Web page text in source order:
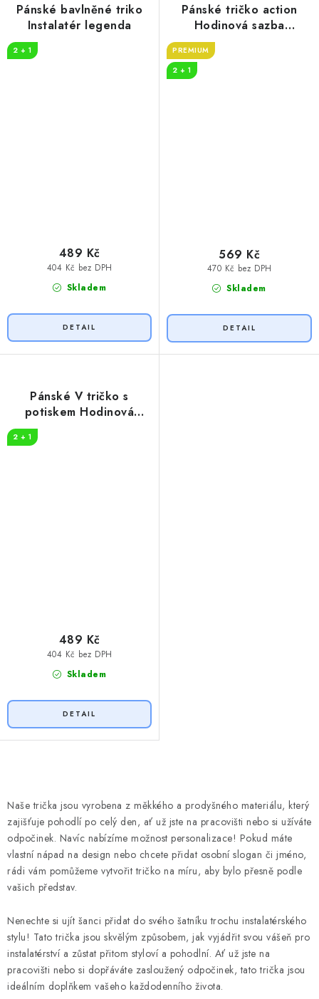
Pánské bavlněné triko
Instalatér legenda
2 + 1
Skladem
404 Kč bez DPH
489 Kč
Pánské tričko action
Hodinová sazba
instalatér
PREMIUM
2 + 1
Skladem
470 Kč bez DPH
569 Kč
Pánské V tričko s
potiskem Hodinová
sazba instalatér
2 + 1
Skladem
404 Kč bez DPH
489 Kč
v
l
á
d
a
c
í
p
r
v
k
Naše trička jsou vyrobena z měkkého a prodyšného materiálu, který
zajišťuje pohodlí po celý den, ať už jste na pracovišti nebo si užíváte
odpočinek. Navíc nabízíme možnost personalizace! Pokud máte
vlastní nápad na design nebo chcete přidat osobní slogan či jméno,
rádi vám pomůžeme vytvořit tričko na míru, aby bylo přesně podle
vašich představ.
Nenechte si ujít šanci přidat do svého šatníku trochu instalatérského
stylu! Tato trička jsou skvělým způsobem, jak vyjádřit svou vášeň pro
instalatérství a zůstat přitom styloví a pohodlní. Ať už jste na
pracovišti nebo si dopřáváte zasloužený odpočinek, tato trička jsou
ideálním doplňkem vašeho každodenního života.